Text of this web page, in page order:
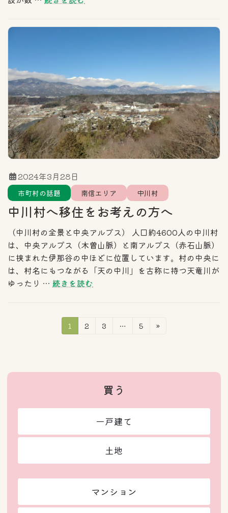
市町村の話題 南信エリア 中川村
中川村へ移住をお考えの方へ
2024年3月28日
（中川村の全景と中央アルプス） 人口約4600人の中川村
は、中央アルプス（木曽山脈）と南アルプス（赤石山脈）
に挟まれた伊那谷の中ほどに位置しています。村の中央に
は、村名にもつながる「天の中川」を古称に持つ天竜川が
ゆったり … 続きを読む
ー
送
り
固
定
1
固
2
固
3 …
固
5 »
買う
一戸建て
土地
マンション